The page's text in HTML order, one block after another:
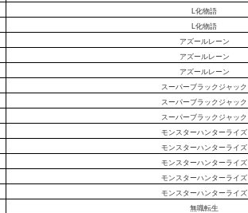
L化物語
L化物語
アズールレーン
アズールレーン
アズールレーン
スーパーブラックジャック
スーパーブラックジャック
スーパーブラックジャック
モンスターハンターライズ
モンスターハンターライズ
モンスターハンターライズ
モンスターハンターライズ
モンスターハンターライズ
無職転生